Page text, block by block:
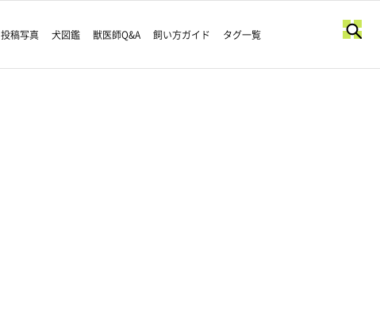
投稿写真 犬図鑑 獣医師Q&A 飼い方ガイド タグ一覧